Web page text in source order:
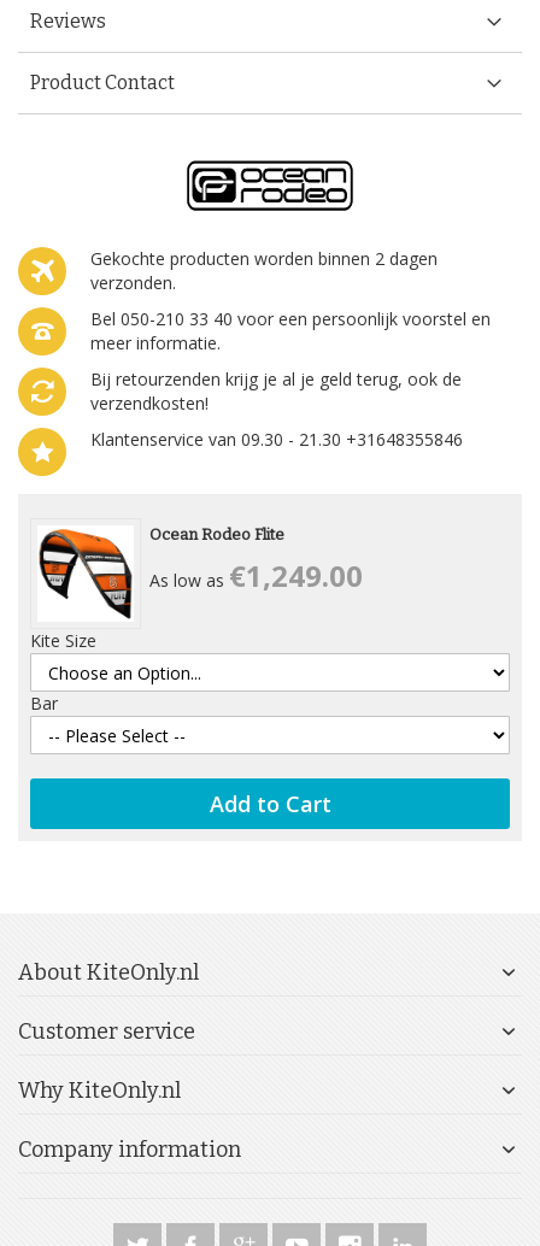
Gekochte producten worden binnen 2 dagen
verzonden.
Bel 050-210 33 40 voor een persoonlijk voorstel en
meer informatie.
Bij retourzenden krijg je al je geld terug, ook de
verzendkosten!
Klantenservice van 09.30 - 21.30 +31648355846
Reviews
Product Contact
Ocean Rodeo Flite
As low as €1,249.00
Kite Size
Bar
Add to Cart
About KiteOnly.nl
Customer service
Why KiteOnly.nl
Company information